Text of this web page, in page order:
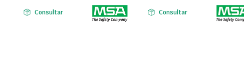
Consultar Consultar